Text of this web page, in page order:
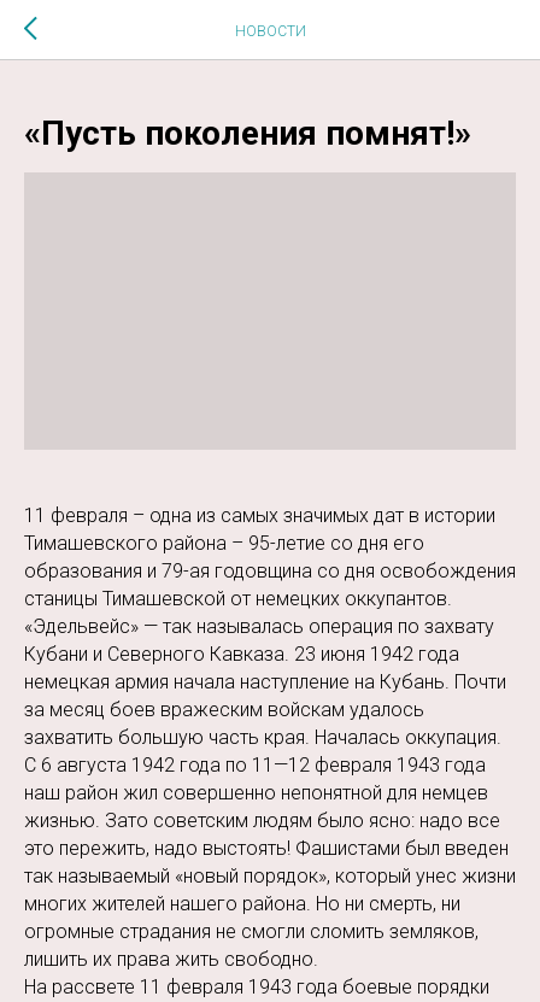
$MESSAGE$
НОВОСТИ
«Пусть поколения помнят!»
11 февраля – одна из самых значимых дат в истории
Тимашевского района – 95-летие со дня его
образования и 79-ая годовщина со дня освобождения
станицы Тимашевской от немецких оккупантов.
«Эдельвейс» — так называлась операция по захвату
Кубани и Северного Кавказа. 23 июня 1942 года
немецкая армия начала наступление на Кубань. Почти
за месяц боев вражеским войскам удалось
захватить большую часть края. Началась оккупация.
С 6 августа 1942 года по 11—12 февраля 1943 года
наш район жил совершенно непонятной для немцев
жизнью. Зато советским людям было ясно: надо все
это пережить, надо выстоять! Фашистами был введен
так называемый «новый порядок», который унес жизни
многих жителей нашего района. Но ни смерть, ни
огромные страдания не смогли сломить земляков,
лишить их права жить свободно.
На рассвете 11 февраля 1943 года боевые порядки